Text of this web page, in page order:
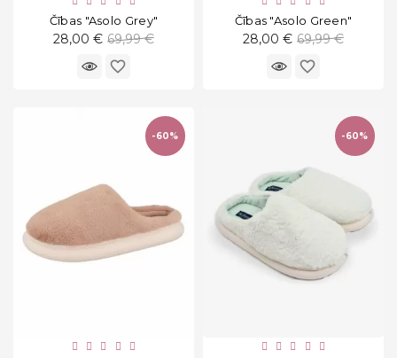
Čības "Asolo Grey"
28,00 € Standarta
cena
69,99 €
favorite_border
Čības "Asolo Green"
28,00 € Standarta
cena
69,99 €
favorite_border
-60% -60%